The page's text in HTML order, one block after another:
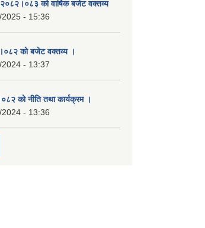
को वार्षिक बजेट वक्तव्य
- 15:36
को बजेट वक्तव्य ।
- 13:37
को नीति तथा कार्यक्रम ।
- 13:36